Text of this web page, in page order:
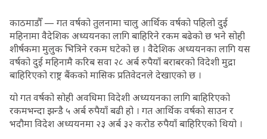
काठमाडौँ — गत वर्षको तुलनामा चालु आर्थिक वर्षको पहिलो दुई
महिनामा वैदेशिक अध्ययनका लागि बाहिरिने रकम बढेको छ भने सोही
शीर्षकमा मुलुक भित्रिने रकम घटेको छ । वैदेशिक अध्ययनका लागि यस
वर्षको दुई महिनामै करिब सवा २८ अर्ब रुपैयाँ बराबरको विदेशी मुद्रा
बाहिरिएको राष्ट्र बैंकको मासिक प्रतिवेदनले देखाएको छ ।
यो गत वर्षको सोही अवधिमा विदेशी अध्ययनका लागि बाहिरिएको
रकमभन्दा झन्डै ५ अर्ब रुपैयाँ बढी हो । गत आर्थिक वर्षको साउन र
भदौमा विदेश अध्ययनमा २३ अर्ब ३२ करोड रुपैयाँ बाहिरिएको थियो ।